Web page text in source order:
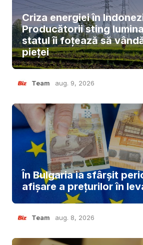
Criza energiei în
Producătorii sting
statul îi foțează să
pieței
Team aug. 9, 2026
În Bulgaria ia sfârşit
afișare a prețurilor în
Team aug. 8, 2026